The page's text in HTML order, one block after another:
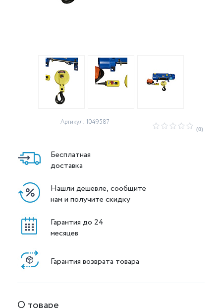
Артикул: 1049587
(0)
Бесплатная
доставка
Нашли дешевле, сообщите
нам и получите скидку
Гарантия до 24
месяцев
Гарантия возврата товара